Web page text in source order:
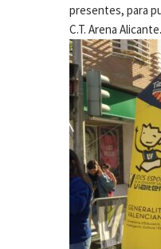
presentes, para
C.T. Arena